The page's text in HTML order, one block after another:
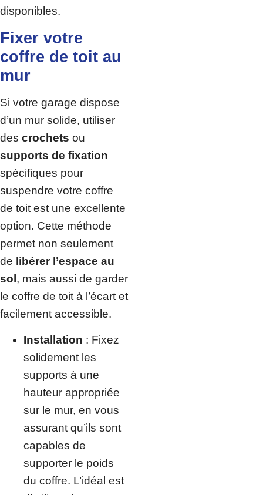
disponibles.
Fixer votre
coffre de toit au
mur
Si votre garage dispose
d’un mur solide, utiliser
des crochets ou
supports de fixation
spécifiques pour
suspendre votre coffre
de toit est une excellente
option. Cette méthode
permet non seulement
de libérer l’espace au
sol, mais aussi de garder
le coffre de toit à l’écart et
facilement accessible.
Installation : Fixez
solidement les
supports à une
hauteur appropriée
sur le mur, en vous
assurant qu’ils sont
capables de
supporter le poids
du coffre. L’idéal est